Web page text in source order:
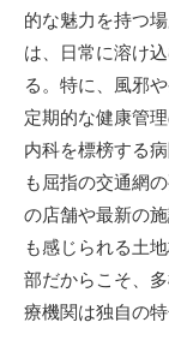
的な魅力を持つ
は、日常に溶け
る。特に、風邪
定期的な健康管
内科を標榜する
も屈指の交通網
の店舗や最新の
も感じられる土
部だからこそ、
療機関は独自の特